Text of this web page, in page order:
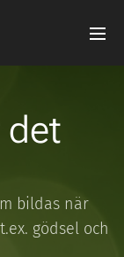
det
bildas när
gödsel och